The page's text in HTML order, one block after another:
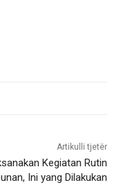
Artikulli tjetër
Kegiatan Rutin
Ini yang Dilakukan